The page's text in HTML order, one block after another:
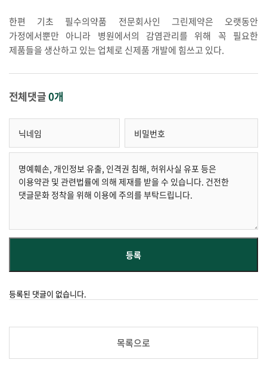
한편 기초 필수의약품 전문회사인 그린제약은 오랫동안
가정에서뿐만 아니라 병원에서의 감염관리를 위해 꼭 필요한
제품들을 생산하고 있는 업체로 신제품 개발에 힘쓰고 있다.
전체댓글0개
등록된 댓글이 없습니다.
목록으로